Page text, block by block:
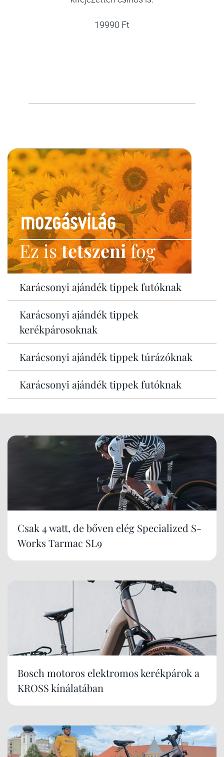
19990 Ft
Ez istetszenifog
Karácsonyi ajándék tippek futóknak
Karácsonyi ajándék tippek
kerékpárosoknak
Karácsonyi ajándék tippek túrázóknak
Karácsonyi ajándék tippek futóknak
Csak 4 watt, de bőven elég Specialized S-
Works Tarmac SL9
Bosch motoros elektromos kerékpárok a
KROSS kínálatában